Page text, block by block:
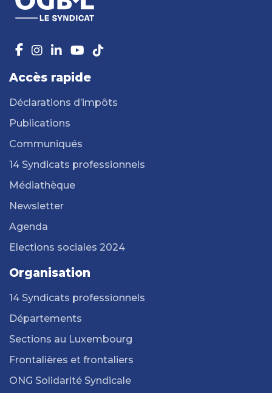
Accès rapide
Déclarations d’impôts
Publications
Communiqués
14 Syndicats professionnels
Médiathèque
Newsletter
Agenda
Elections sociales 2024
Organisation
14 Syndicats professionnels
Départements
Sections au Luxembourg
Frontalières et frontaliers
ONG Solidarité Syndicale